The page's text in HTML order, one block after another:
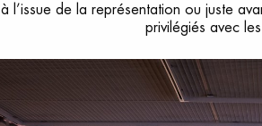
l’issue de la représentation ou juste
privilégiés avec